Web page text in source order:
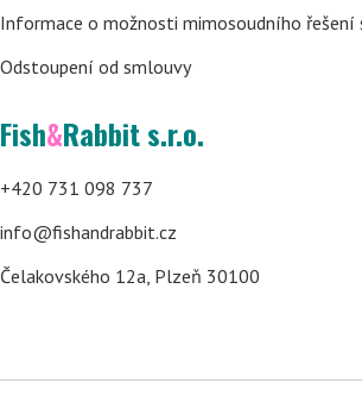
Informace o možnosti mimosoudního řešení
Odstoupení od smlouvy
Fish&Rabbit s.r.o.
+420 731 098 737
info@fishandrabbit.cz
Čelakovského 12a, Plzeň 30100